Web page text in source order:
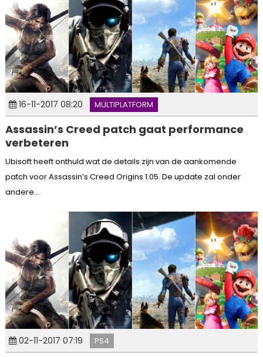
16-11-2017 08:20 MULTIPLATFORM
Assassin’s Creed patch gaat performance
verbeteren
Ubisoft heeft onthuld wat de details zijn van de aankomende
patch voor Assassin’s Creed Origins 1.05. De update zal onder
andere...
02-11-2017 07:19 PS4